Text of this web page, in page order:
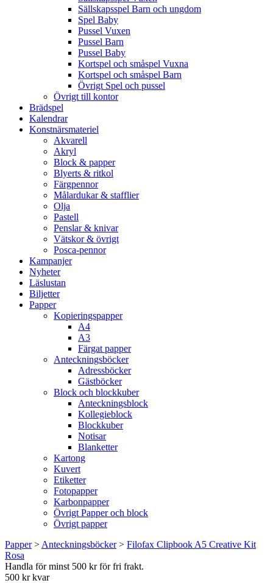
Sällskapsspel Barn och ungdom
Spel Baby
Pussel Vuxen
Pussel Barn
Pussel Baby
Kortspel och småspel Vuxna
Kortspel och småspel Barn
Övrigt Spel och pussel
Övrigt till kontor
Brädspel
Kalendrar
Konstnärsmateriel
Akvarell
Akryl
Block & papper
Blyerts & ritkol
Färgpennor
Målardukar & stafflier
Olja
Pastell
Penslar & knivar
Vätskor & övrigt
Posca-pennor
Kampanjer
Nyheter
Läslustan
Biljetter
Papper
Kopieringspapper
A4
A3
Färgat papper
Anteckningsböcker
Adressböcker
Gästböcker
Block och blockkuber
Anteckningsblock
Kollegieblock
Blockkuber
Notisar
Blanketter
Kartong
Kuvert
Etiketter
Fotopapper
Karbonpapper
Övrigt Papper och block
Övrigt papper
Papper> Anteckningsböcker> Filofax Clipbook A5 Creative Kit
Rosa
Handla för minst 500 kr för fri frakt.
500 kr kvar